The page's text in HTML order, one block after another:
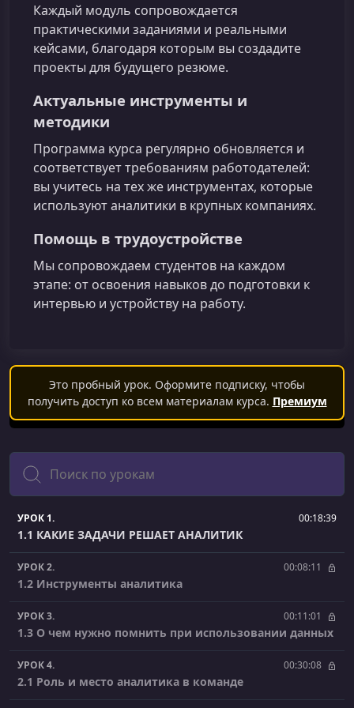
Каждый модуль сопровождается
практическими заданиями и реальными
кейсами, благодаря которым вы создадите
проекты для будущего резюме.
Актуальные инструменты и
методики
Программа курса регулярно обновляется и
соответствует требованиям работодателей:
вы учитесь на тех же инструментах, которые
используют аналитики в крупных компаниях.
Помощь в трудоустройстве
Мы сопровождаем студентов на каждом
этапе: от освоения навыков до подготовки к
интервью и устройству на работу.
Это пробный урок. Оформите подписку, чтобы
получить доступ ко всем материалам курса. Премиум
Поиск
УРОК 1. 00:18:39
1.1 КАКИЕ ЗАДАЧИ РЕШАЕТ АНАЛИТИК
УРОК 2. 00:08:11
1.2 Инструменты аналитика
УРОК 3. 00:11:01
1.3 О чем нужно помнить при использовании данных
УРОК 4. 00:30:08
2.1 Роль и место аналитика в команде